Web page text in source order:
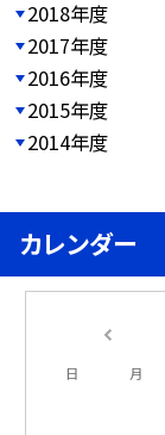
2018年度
2017年度
2016年度
2015年度
2014年度
カレンダー
日 月